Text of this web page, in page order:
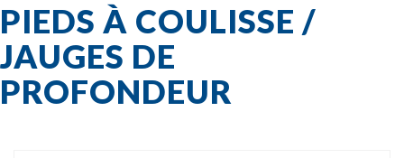
PIEDS À COULISSE /
JAUGES DE
PROFONDEUR